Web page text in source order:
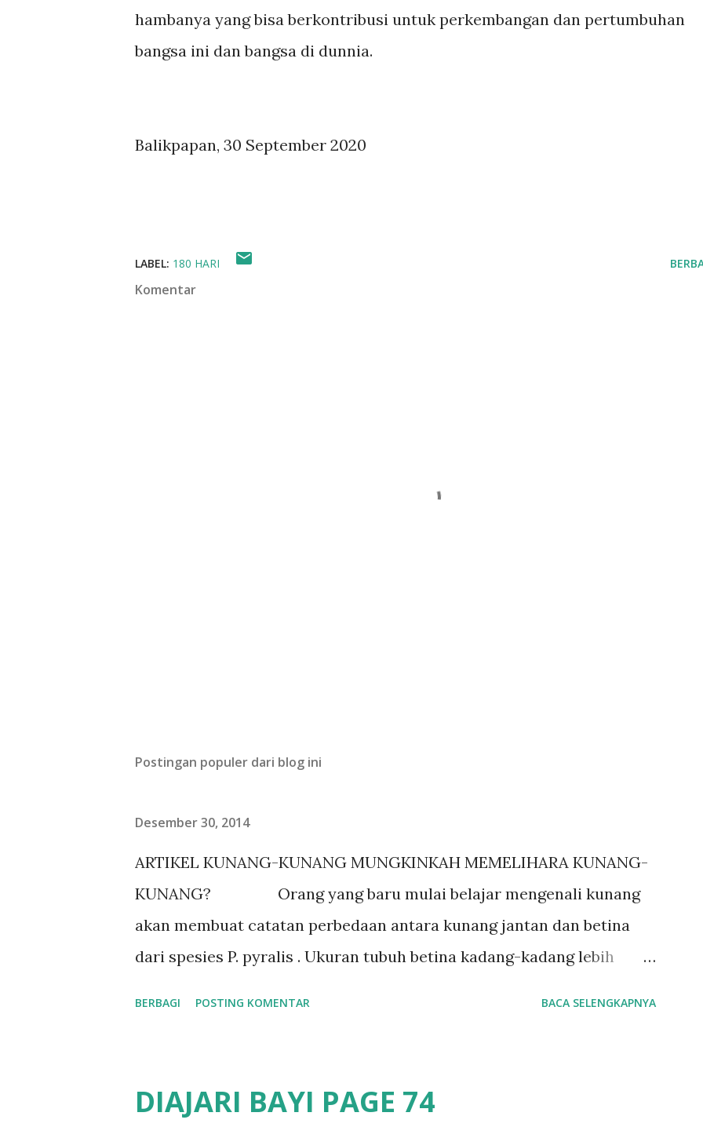
hambanya yang bisa berkontribusi untuk perkembangan dan pertumbuhan
bangsa ini dan bangsa di dunnia.
Balikpapan, 30 September 2020
LABEL: 180 HARI
Komentar
Postingan populer dari blog ini
Desember 30, 2014
ARTIKEL KUNANG-KUNANG MUNGKINKAH MEMELIHARA KUNANG-
KUNANG? Orang yang baru mulai belajar mengenali kunang
akan membuat catatan perbedaan antara kunang jantan dan betina
dari spesies P. pyralis . Ukuran tubuh betina kadang-kadang lebih
Selisih antara kedipan lentera jantan dan direspon oleh betina adalah
BERBAGI POSTING KOMENTAR BACA SELENGKAPNYA
DIAJARI BAYI PAGE 74